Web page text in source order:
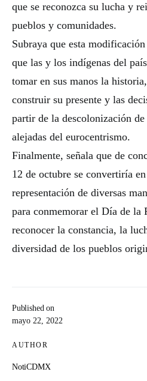
Published on
mayo 22, 2022
AUTHOR
NotiCDMX
que se reconozca su lucha y
pueblos y comunidades.
Subraya que esta
que las y los indígenas del
tomar en sus manos la
construir su presente y las
partir de la descolonización
alejadas del eurocentrismo.
Finalmente, señala que de
12 de octubre se convertiría
representación de diversas
para conmemorar el Día de la
reconocer la constancia, la
diversidad de los pueblos